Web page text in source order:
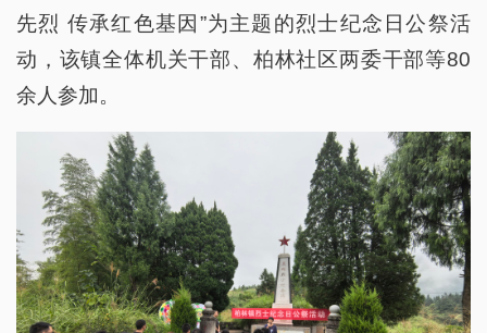
先烈 传承红色基因”为主题的烈士纪念日公祭活
动，该镇全体机关干部、柏林社区两委干部等80
余人参加。